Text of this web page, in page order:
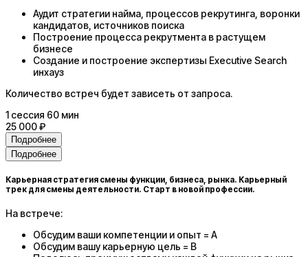
Аудит стратегии найма, процессов рекрутинга, воронки
кандидатов, источников поиска
Построение процесса рекрутмента в растущем
бизнесе
Создание и построение экспертизы Executive Search
инхауз
Количество встреч будет зависеть от запроса.
1 сессия 60 мин
25 000 ₽
Подробнее
Подробнее
Карьерная стратегия смены функции, бизнеса, рынка. Карьерный
трек для смены деятельности. Старт в новой профессии.
На встрече:
Обсудим ваши компетенции и опыт = А
Обсудим вашу карьерную цель = В